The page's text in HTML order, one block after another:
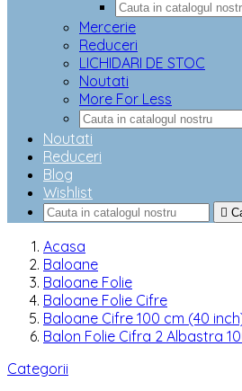
Mercerie
Reduceri
LICHIDARI DE STOC
Noutati
More For Less
Noutati
Reduceri
Blog
Wishlist

Acasa
Baloane
Baloane Folie
Baloane Folie Cifre
Baloane Cifre 100 cm (40
Balon Folie Cifra 2 Albastra
Categorii